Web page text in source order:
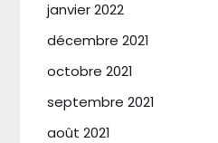
janvier 2022
décembre 2021
octobre 2021
septembre 2021
août 2021